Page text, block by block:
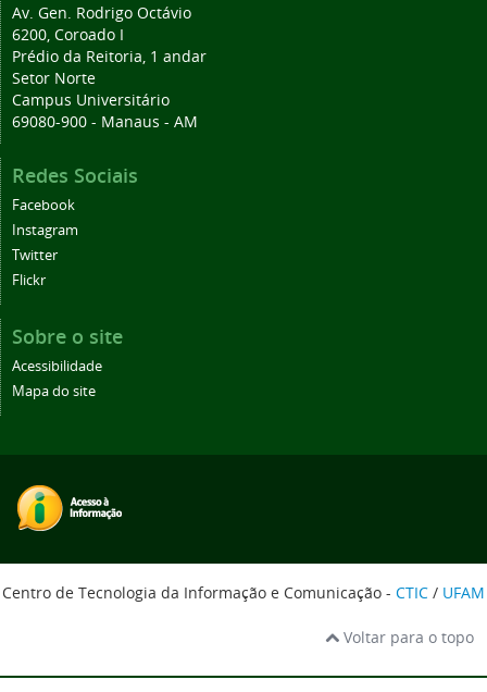
Av. Gen. Rodrigo Octávio
6200, Coroado I
Prédio da Reitoria, 1 andar
Setor Norte
Campus Universitário
69080-900 - Manaus - AM
Redes Sociais
Facebook
Instagram
Twitter
Flickr
Sobre o site
Acessibilidade
Mapa do site
Centro de Tecnologia da Informação e Comunicação - CTIC / UFAM
Voltar para o topo